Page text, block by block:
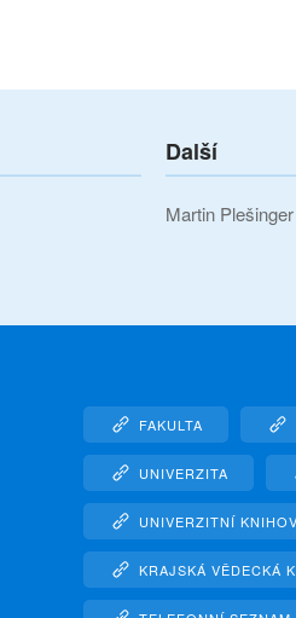
Další
Martin Plešinger
FAKULTA
UNIVERZITA
UNIVERZITNÍ
KRAJSKÁ VĚDECKÁ